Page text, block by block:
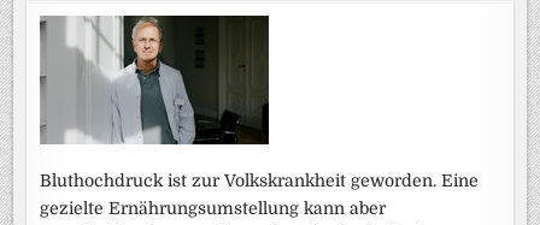
Bluthochdruck ist zur Volkskrankheit geworden. Eine
gezielte Ernährungsumstellung kann aber